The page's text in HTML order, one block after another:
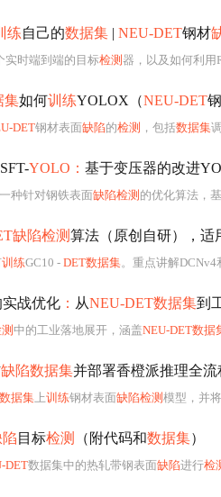
练自己的数据集 | NEU-DET钢材
实时端到端的目标检测 器，以及如何利用
集如何训练YOLOX（NEU-DET
DET钢材表面缺陷的检测 ，包括数据集
YOLO： 基于变压器的改进
种针对钢铁表面缺陷检测 的优化算法，基于YOLOv5并引入
缺陷检测算法（原创自研），适
训练GC10 - DET数据集。重点讲解DCNv4和
战优化 ： 从NEU-DET数据集到
中的工业落地展开，涵盖NEU-DET数据
缺陷数据集并部署香橙派推理全流
据集 上训练钢材表面缺陷检测 模型，并将其轻量化后部
目标检测 （附代码和数据集）
DET数据集中的热轧带钢表面缺陷进行检